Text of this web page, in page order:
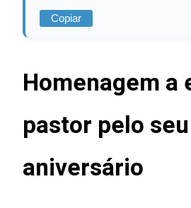
Copiar
Homenagem a
pastor pelo seu
aniversário